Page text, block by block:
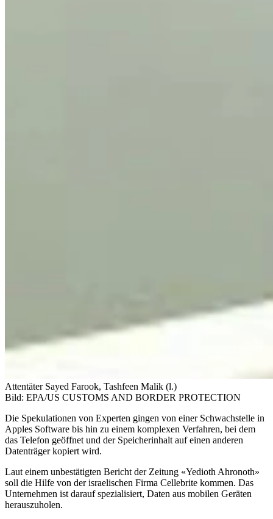
Attentäter Sayed Farook, Tashfeen Malik (l.)
Bild: EPA/US CUSTOMS AND BORDER PROTECTION
Die Spekulationen von Experten gingen von einer Schwachstelle in
Apples Software bis hin zu einem komplexen Verfahren, bei dem
das Telefon geöffnet und der Speicherinhalt auf einen anderen
Datenträger kopiert wird.
Laut einem unbestätigten Bericht der Zeitung «Yedioth Ahronoth»
soll die Hilfe von der israelischen Firma Cellebrite kommen. Das
Unternehmen ist darauf spezialisiert, Daten aus mobilen Geräten
herauszuholen.